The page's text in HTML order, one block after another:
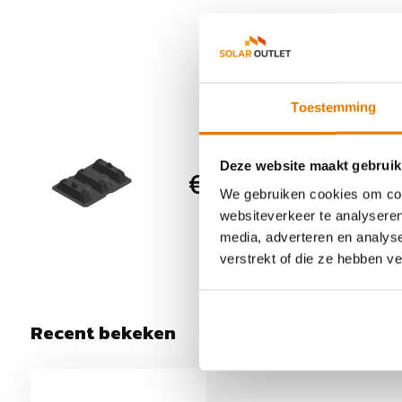
Toestemming
Deze website maakt
We gebruiken cookies om
websiteverkeer te
media, adverteren en
verstrekt of die ze hebben
€ 2,95
0 Op
halen
Recent bekeken